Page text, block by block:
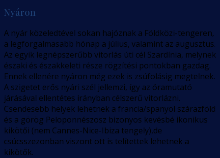
Nyáron
A nyár közeledtével sokan hajóznak a Földközi-tengeren,
a legforgalmasabb hónap a július, valamint az augusztus.
Az egyik legnépszerűbb vitorlás úti cél Szardínia, melynek
északi és északkeleti része rögzítési pontokban gazdag.
Ennek ellenére nyáron még ezek is zsúfolásig megtelnek.
A szigetet erős nyári szél jellemzi, így az óramutató
járásával ellentétes irányban célszerű vitorlázni.
Csendesebb helyek lehetnek a francia/spanyol szárazföld
és a görög Peloponnészosz bizonyos kevésbé ikonikus
kikötői (nem Cannes-Nice-Ibiza tengely),de
csúcsszezonban viszont ott is telítettek lehetnek a
kikötők.